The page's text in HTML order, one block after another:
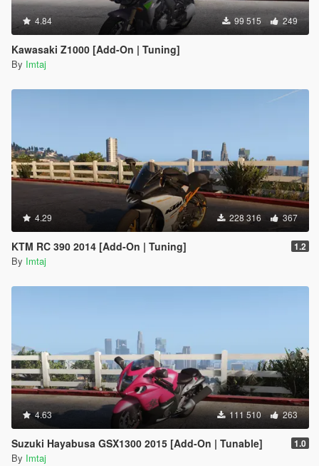
4.84 99 515 249
Kawasaki Z1000 [Add-On | Tuning]
By Imtaj
4.29 228 316 367
KTM RC 390 2014 [Add-On | Tuning] 1.2
By Imtaj
4.63 111 510 263
Suzuki Hayabusa GSX1300 2015 [Add-On | Tunable] 1.0
By Imtaj